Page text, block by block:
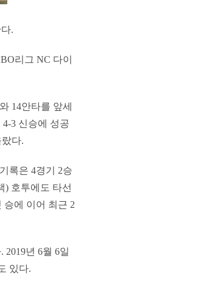
.
리그 NC 다이
14안타를 앞세
3 신승에 성공
다.
록은 4경기 2승
) 호투에도 타선
승에 이어 최근 2
2019년 6월 6일
있다.